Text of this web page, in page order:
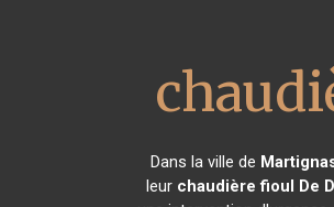
Dans la ville de
leur chaudière fioul De